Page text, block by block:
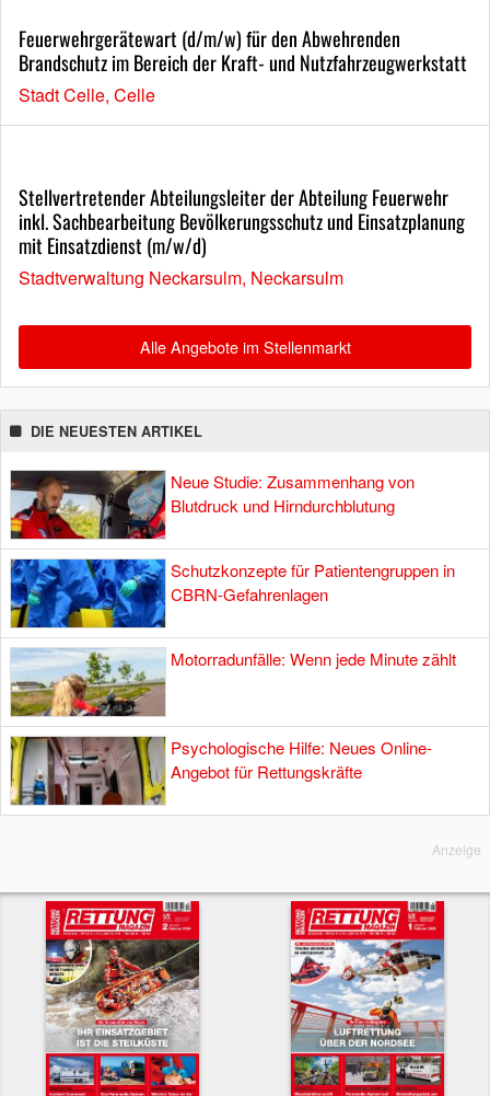
Feuerwehrgerätewart (d/m/w) für den Abwehrenden
Brandschutz im Bereich der Kraft- und Nutzfahrzeugwerkstatt
Stadt Celle, Celle
Stellvertretender Abteilungsleiter der Abteilung Feuerwehr
inkl. Sachbearbeitung Bevölkerungsschutz und Einsatzplanung
mit Einsatzdienst (m/w/d)
Stadtverwaltung Neckarsulm, Neckarsulm
Alle Angebote im Stellenmarkt
DIE NEUESTEN ARTIKEL
Neue Studie: Zusammenhang von
Blutdruck und Hirndurchblutung
Schutzkonzepte für Patientengruppen in
CBRN-Gefahrenlagen
Motorradunfälle: Wenn jede Minute zählt
Psychologische Hilfe: Neues Online-
Angebot für Rettungskräfte
Anzeige